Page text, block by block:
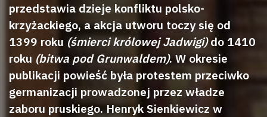
przedstawia dzieje konfliktu polsko-
krzyżackiego, a akcja utworu toczy się od
1399 roku (śmierci królowej Jadwigi)do 1410
roku (bitwa pod Grunwaldem). W okresie
publikacji powieść była protestem przeciwko
germanizacji prowadzonej przez władze
zaboru pruskiego. Henryk Sienkiewicz w